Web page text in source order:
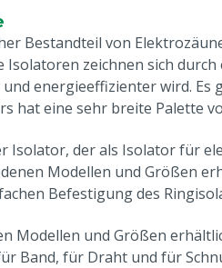
Bestandteil von
zeichnen sich
energieeffizienter wird.
hat eine sehr breite Palette
Isolator, der als Isolator für
Modellen und Größen
Befestigung des
Modellen und Größen
Band, für Draht und für